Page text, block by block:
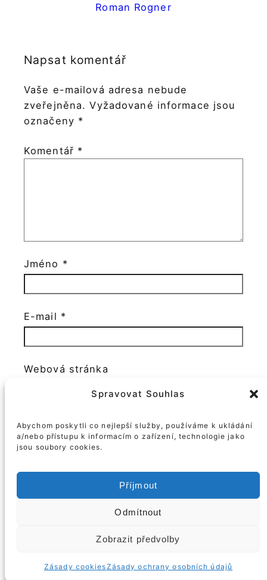
Spravovat Souhlas
Abychom poskytli co nejlepší služby, používáme k ukládání
a/nebo přístupu k informacím o zařízení, technologie jako
jsou soubory cookies.
Příjmout
Odmítnout
Zobrazit předvolby
Zásady cookiesZásady ochrany osobních údajů
Roman Rogner
Napsat komentář
Vaše e-mailová adresa nebude
zveřejněna. Vyžadované informace jsou
označeny *
Komentář *
Jméno *
E-mail *
Webová stránka
Ano, přidejte mě do svého seznamu
odběratelů
© Roman Rogner